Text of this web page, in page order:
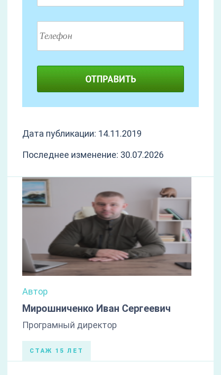
ОТПРАВИТЬ
Дата публикации: 14.11.2019
Последнее изменение: 30.07.2026
Автор
Мирошниченко Иван Сергеевич
Програмный директор
СТАЖ 15 ЛЕТ